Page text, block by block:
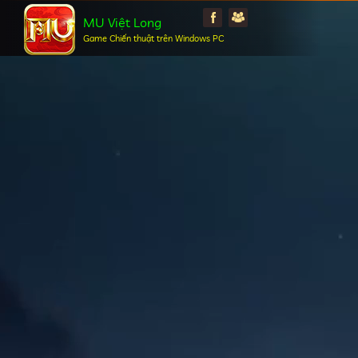
MU Việt Long
Game Chiến thuật trên Windows PC